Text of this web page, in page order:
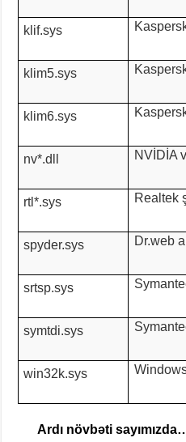
klif.sys
klim5.sys
klim6.sys
nv*.dll NVİDİA
rtl*.sys Realtek
spyder.sys Dr.web
srtsp.sys
symtdi.sys
win32k.sys
Ardı növbəti